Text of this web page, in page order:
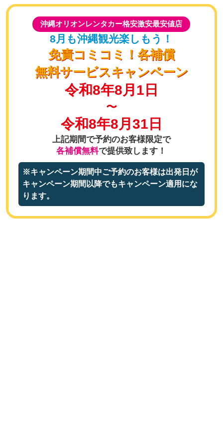
沖縄オリオンレンタカー格安激安最安値店
8月も沖縄観光楽しもう！
免責コミコミ！各補償
無料サービスキャンペーン
令和8年8月1日
〜
令和8年8月31日
上記期間で予約のお客様限定で
各補償無料で提供致します！
※キャンペーン期間中ご予約のお客様は出発日が
キャンペーン期間以降でもキャンペーン適用にな
ります。